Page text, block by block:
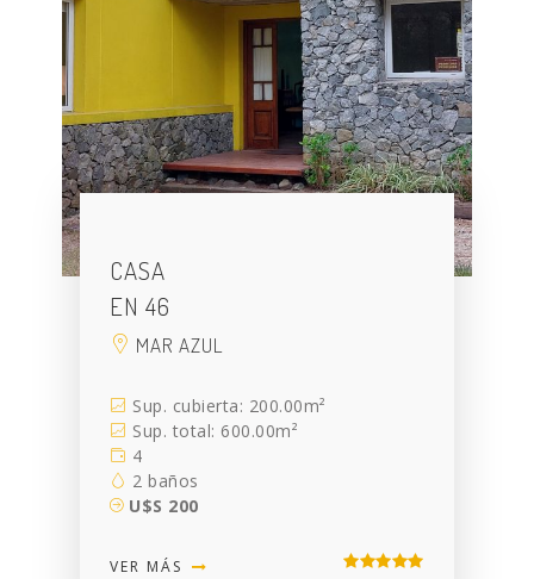
CASA
EN 46
MAR AZUL
Sup. cubierta: 200.00m²
Sup. total: 600.00m²
4
2 baños
U$S 200
VER MÁS